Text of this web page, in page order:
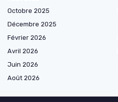
Octobre 2025
Décembre 2025
Février 2026
Avril 2026
Juin 2026
Août 2026